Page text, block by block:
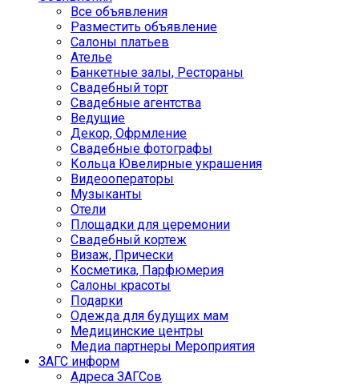
Все объявления
Разместить объявление
Салоны платьев
Ателье
Банкетные залы, Рестораны
Свадебный торт
Свадебные агентства
Ведущие
Декор, Офрмление
Свадебные фотографы
Кольца Ювелирные украшения
Видеооператоры
Музыканты
Отели
Площадки для церемонии
Свадебный кортеж
Визаж, Прически
Косметика, Парфюмерия
Салоны красоты
Подарки
Одежда для будущих мам
Медицинские центры
Медиа партнеры Мероприятия
ЗАГС информ
Адреса ЗАГСов